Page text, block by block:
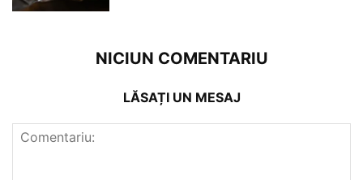
NICIUN COMENTARIU
LĂSAȚI UN MESAJ